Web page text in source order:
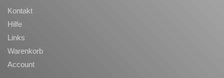
Kontakt
Hilfe
Links
Warenkorb
Account